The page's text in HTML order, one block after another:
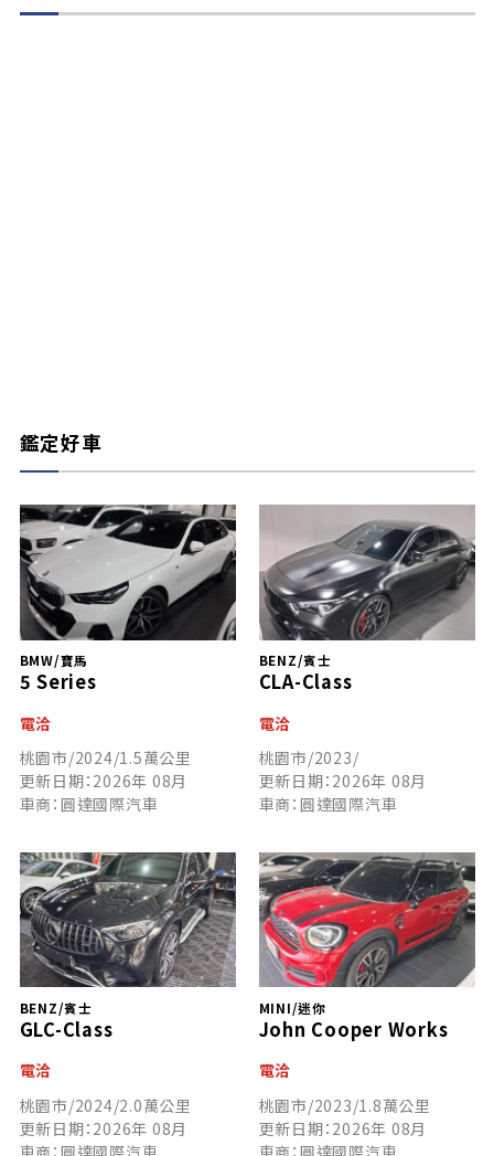
鑑定好車
BMW/寶馬
5 Series
電洽
桃園市/2024/1.5萬公里
更新日期：2026年 08月
車商：圓達國際汽車
BENZ/賓士
CLA-Class
電洽
桃園市/2023/
更新日期：2026年 08月
車商：圓達國際汽車
BENZ/賓士
GLC-Class
電洽
桃園市/2024/2.0萬公里
更新日期：2026年 08月
車商：圓達國際汽車
MINI/迷你
John Cooper Works
電洽
桃園市/2023/1.8萬公里
更新日期：2026年 08月
車商：圓達國際汽車